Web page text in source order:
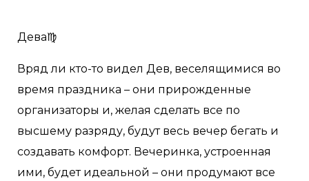
Дева♍️
Вряд ли кто-то видел Дев, веселящимися во
время праздника – они прирожденные
организаторы и, желая сделать все по
высшему разряду, будут весь вечер бегать и
создавать комфорт. Вечеринка, устроенная
ими, будет идеальной – они продумают все